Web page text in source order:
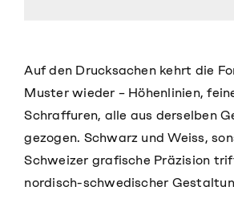
Auf den Drucksachen kehrt die
Muster wieder – Höhenlinien,
Schraffuren, alle aus derselben
gezogen. Schwarz und Weiss,
Schweizer grafische Präzision
nordisch-schwedischer